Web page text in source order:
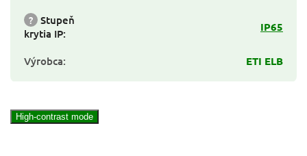
? Stupeň
krytia IP: IP65
Výrobca: ETI ELB
High-contrast mode